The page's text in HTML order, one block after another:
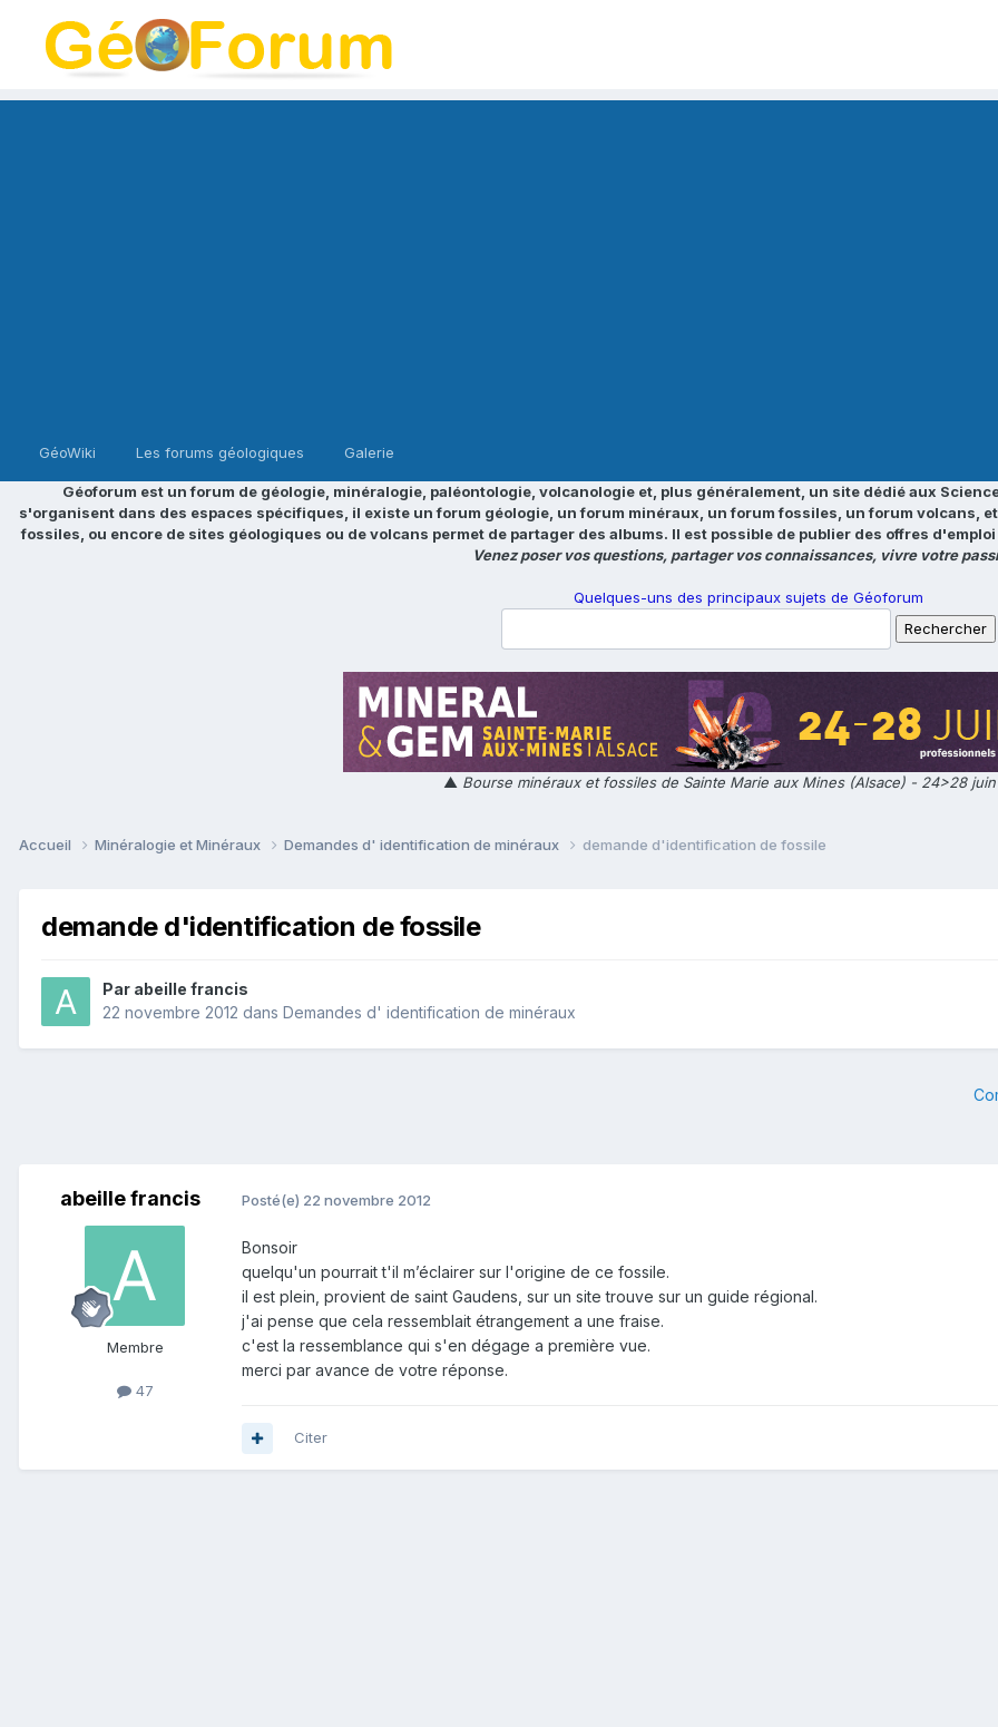
GéoWiki Les forums géologiques Galerie
Géoforum est un forum de géologie, minéralogie, paléontologie, volcanologie et, plus généralement, un site dédié aux
s'organisent dans des espaces spécifiques, il existe un forum géologie, un forum minéraux, un forum fossiles, un forum volcans,
fossiles, ou encore de sites géologiques ou de volcans permet de partager des albums. Il est possible de publier des offres
Venez poser vos questions, partager vos connaissances, vivre votre
Quelques-uns des principaux sujets de Géoforum
▲ Bourse minéraux et fossiles de Sainte Marie aux Mines (Alsace) - 24>28
Accueil Minéralogie et Minéraux Demandes d' identification de minéraux demande d'identification de fossile
demande d'identification de fossile
Par abeille francis
22 novembre 2012 dans Demandes d' identification de minéraux
abeille francis
Membre
47
Posté(e) 22 novembre 2012
Bonsoir
quelqu'un pourrait t'il m’éclairer sur l'origine de ce fossile.
il est plein, provient de saint Gaudens, sur un site trouve sur un guide régional.
j'ai pense que cela ressemblait étrangement a une fraise.
c'est la ressemblance qui s'en dégage a première vue.
merci par avance de votre réponse.
Citer